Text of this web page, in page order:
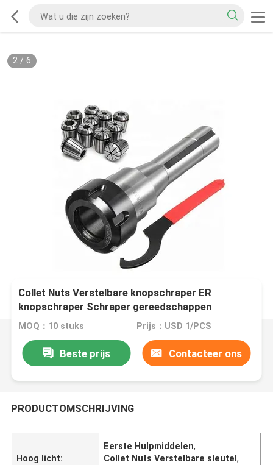
2/ 6
Collet Nuts Verstelbare knopschraper ER
knopschraper Schraper gereedschappen
MOQ：10 stuks Prijs：USD 1/PCS
Beste prijs Contacteer ons
PRODUCTOMSCHRIJVING
Hoog licht:
Eerste Hulpmiddelen,
Collet Nuts Verstelbare sleutel,